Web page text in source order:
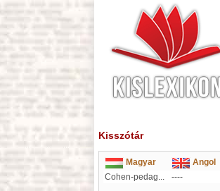
Kisszótár
Magyar
Angol
Cohen-pedag...
----